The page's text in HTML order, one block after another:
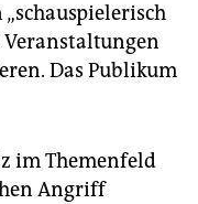
Das Publikum
im Themenfeld
Angriff